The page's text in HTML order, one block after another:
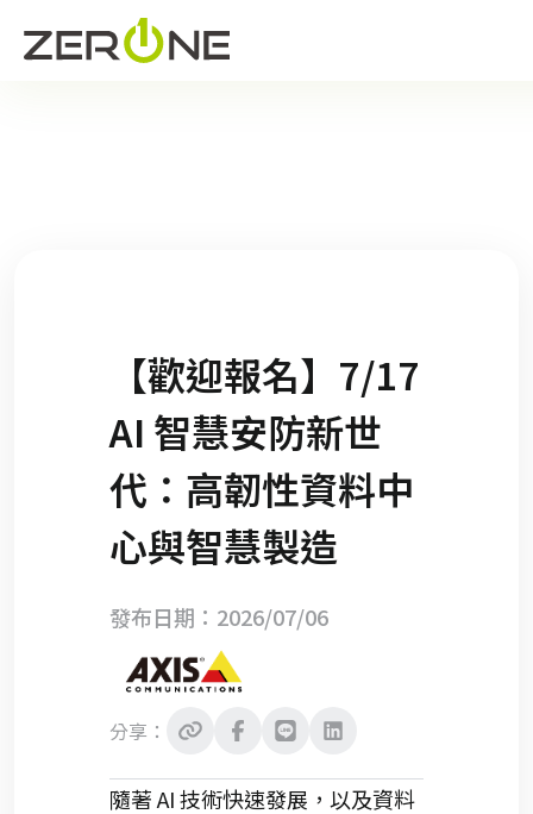
分享：
【歡迎報名】7/17
AI 智慧安防新世
代：高韌性資料中
心與智慧製造
發布日期：2026/07/06
隨著 AI 技術快速發展，以及資料